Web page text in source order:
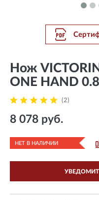
Нож
ONE HAND
(2)
8 078 руб.
НЕТ В НАЛИЧИИ